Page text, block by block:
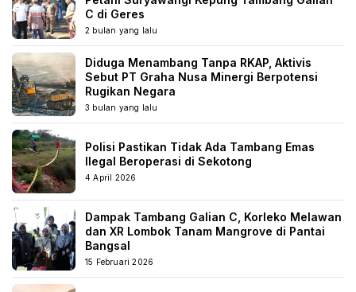
C di Geres
2 bulan yang lalu
Diduga Menambang Tanpa RKAP, Aktivis
Sebut PT Graha Nusa Minergi Berpotensi
Rugikan Negara
3 bulan yang lalu
Polisi Pastikan Tidak Ada Tambang Emas
Ilegal Beroperasi di Sekotong
4 April 2026
Dampak Tambang Galian C, Korleko Melawan
dan XR Lombok Tanam Mangrove di Pantai
Bangsal
15 Februari 2026